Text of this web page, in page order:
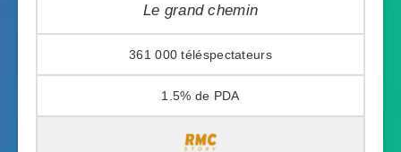
Le grand chemin
361 000
1.5%